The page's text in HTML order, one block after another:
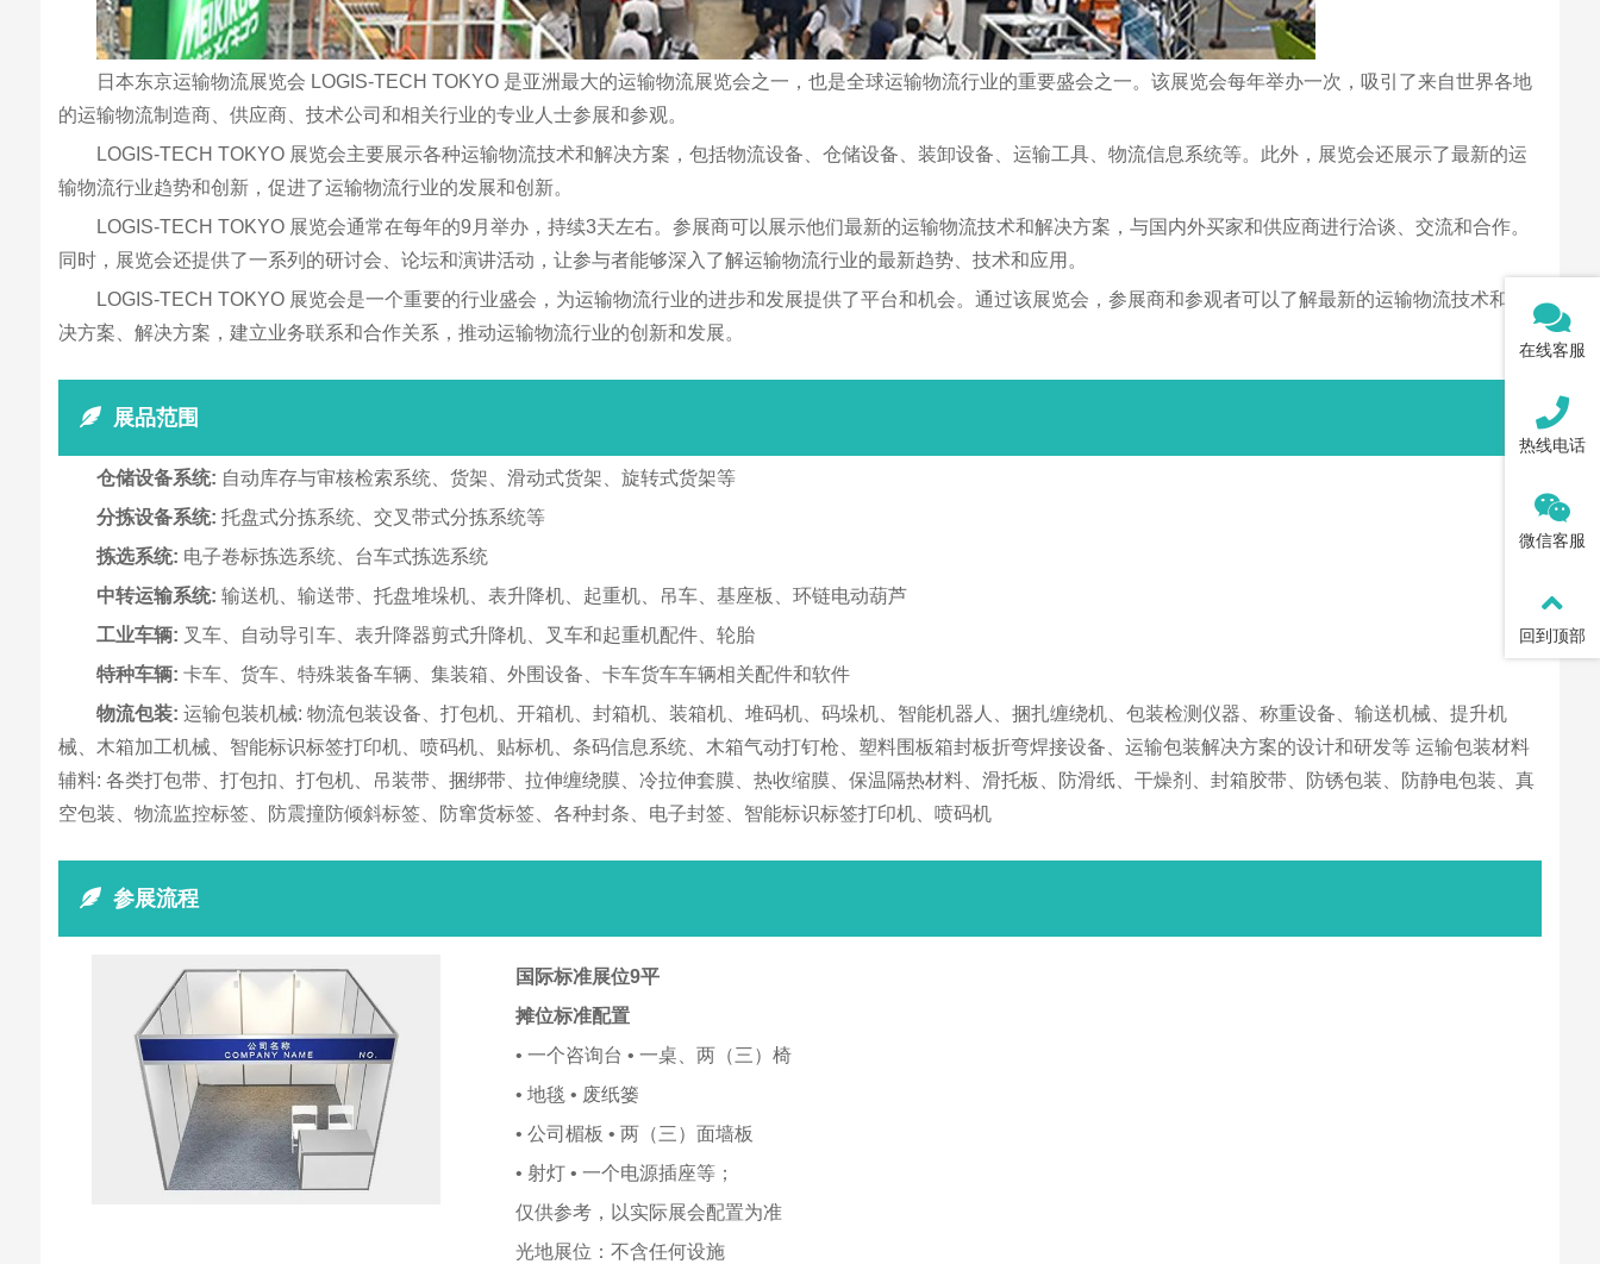
日本东京运输物流展览会 LOGIS-TECH TOKYO 是亚洲最大的运输物流展览会之一，也是全球运输物流行业的重要盛会之一。该展览会每年举办一次，吸引了来自世界各地
的运输物流制造商、供应商、技术公司和相关行业的专业人士参展和参观。
LOGIS-TECH TOKYO 展览会主要展示各种运输物流技术和解决方案，包括物流设备、仓储设备、装卸设备、运输工具、物流信息系统等。此外，展览会还展示了最新的运
输物流行业趋势和创新，促进了运输物流行业的发展和创新。
LOGIS-TECH TOKYO 展览会通常在每年的9月举办，持续3天左右。参展商可以展示他们最新的运输物流技术和解决方案，与国内外买家和供应商进行洽谈、交流和合作。
同时，展览会还提供了一系列的研讨会、论坛和演讲活动，让参与者能够深入了解运输物流行业的最新趋势、技术和应用。
LOGIS-TECH TOKYO 展览会是一个重要的行业盛会，为运输物流行业的进步和发展提供了平台和机会。通过该展览会，参展商和参观者可以了解最新的运输物流技术和解
决方案、解决方案，建立业务联系和合作关系，推动运输物流行业的创新和发展。
展品范围
仓储设备系统: 自动库存与审核检索系统、货架、滑动式货架、旋转式货架等
分拣设备系统: 托盘式分拣系统、交叉带式分拣系统等
拣选系统: 电子卷标拣选系统、台车式拣选系统
中转运输系统: 输送机、输送带、托盘堆垛机、表升降机、起重机、吊车、基座板、环链电动葫芦
工业车辆: 叉车、自动导引车、表升降器剪式升降机、叉车和起重机配件、轮胎
特种车辆: 卡车、货车、特殊装备车辆、集装箱、外围设备、卡车货车车辆相关配件和软件
物流包装: 运输包装机械: 物流包装设备、打包机、开箱机、封箱机、装箱机、堆码机、码垛机、智能机器人、捆扎缠绕机、包装检测仪器、称重设备、输送机械、提升机
械、木箱加工机械、智能标识标签打印机、喷码机、贴标机、条码信息系统、木箱气动打钉枪、塑料围板箱封板折弯焊接设备、运输包装解决方案的设计和研发等 运输包装材料
辅料: 各类打包带、打包扣、打包机、吊装带、捆绑带、拉伸缠绕膜、冷拉伸套膜、热收缩膜、保温隔热材料、滑托板、防滑纸、干燥剂、封箱胶带、防锈包装、防静电包装、真
空包装、物流监控标签、防震撞防倾斜标签、防窜货标签、各种封条、电子封签、智能标识标签打印机、喷码机
参展流程
国际标准展位9平
摊位标准配置
• 一个咨询台 • 一桌、两（三）椅
• 地毯 • 废纸篓
• 公司楣板 • 两（三）面墙板
• 射灯 • 一个电源插座等；
仅供参考，以实际展会配置为准
光地展位：不含任何设施
在线客服
热线电话
微信客服
回到顶部